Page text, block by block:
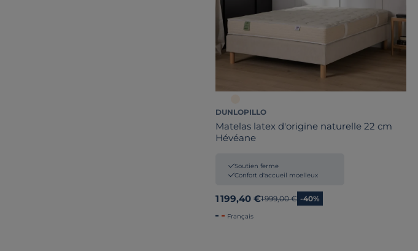
DUNLOPILLO
Matelas latex d'origine naturelle 22 cm
Hévéane
Soutien ferme
Confort d'accueil moelleux
1 199,40 €Ancien prix
1 999,00 € -40%
Français